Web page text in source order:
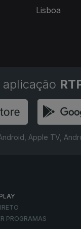
Lisboa
aplicação
Apple TV,
PROGRAMAS